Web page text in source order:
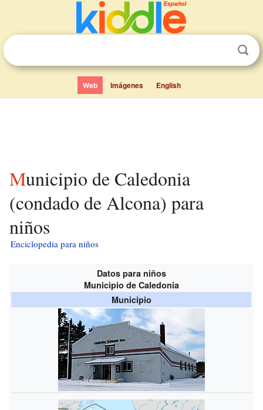
Web Imágenes English
Municipio de Caledonia
(condado de Alcona) para
niños
Enciclopedia para niños
Datos para niños
Municipio de Caledonia
Municipio